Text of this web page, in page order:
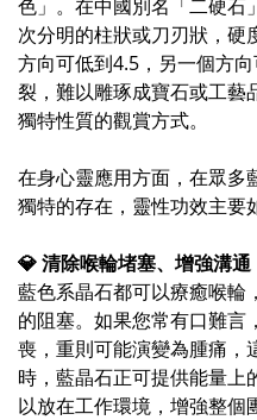
色」。在中國別名「二硬石
次分明的柱狀或刀刃狀，硬
方向可低到4.5，另一個方
裂，難以雕琢成寶石或工藝
獨特性質的觀賞方式。
在身心靈應用方面，在眾多
獨特的存在，靈性功效主要
💎清除喉輪堵塞、增強溝通
藍色系晶石都可以療癒喉輪
的阻塞。如果您常有口難言
喪，重則可能演變為腫痛，
時，藍晶石正可提供能量上
以放在工作環境，增強整個